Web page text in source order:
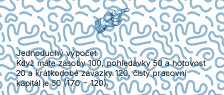
Jednoduchý výpočet
Když máte zásoby 100, pohledávky 50 a hotovost
20 a krátkodobé závazky 120, čistý pracovní
kapitál je 50 (170 − 120).